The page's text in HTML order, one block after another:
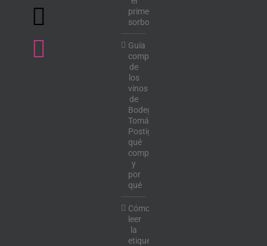
primer
sorbo
Guía
completa
de
los
vinos
de
Bodega
Tomás
Postigo:
qué
comprar
y
por
qué
Cómo
leer
la
etiqueta